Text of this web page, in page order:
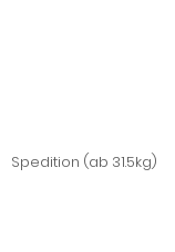
Spedition (ab 31.5kg)